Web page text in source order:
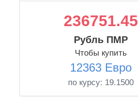
236751.45
Рубль ПМР
Чтобы купить
12363 Евро
по курсу: 19.1500